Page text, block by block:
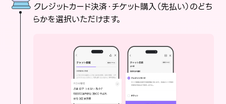
クレジットカード決済・チケット購入（先払い）のどち
らかを選択いただけます。